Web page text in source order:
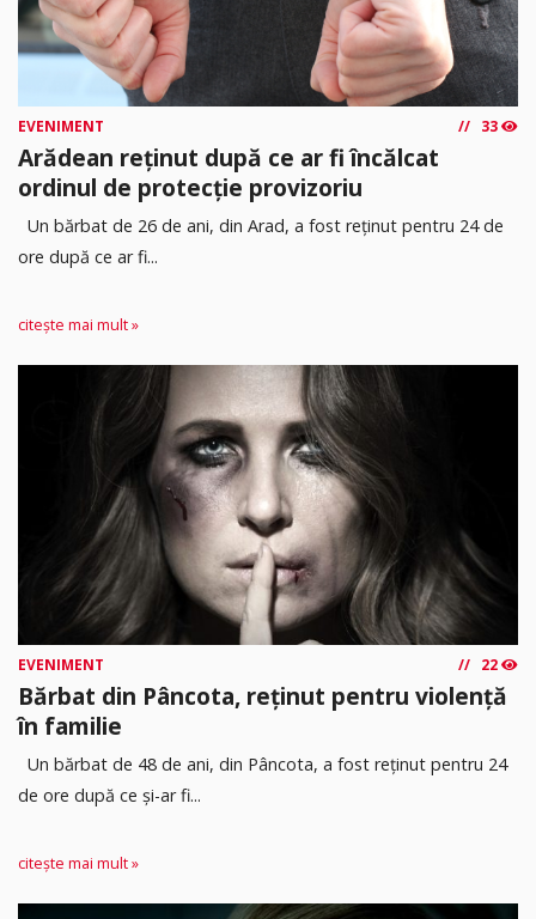
EVENIMENT 33
Arădean reținut după ce ar fi încălcat
ordinul de protecție provizoriu
Un bărbat de 26 de ani, din Arad, a fost reținut pentru 24 de
ore după ce ar fi...
citește mai mult »
EVENIMENT 22
Bărbat din Pâncota, reținut pentru violență
în familie
Un bărbat de 48 de ani, din Pâncota, a fost reținut pentru 24
de ore după ce și-ar fi...
citește mai mult »